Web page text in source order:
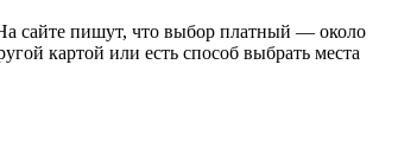
сайте пишут, что выбор платный — около
картой или есть способ выбрать места